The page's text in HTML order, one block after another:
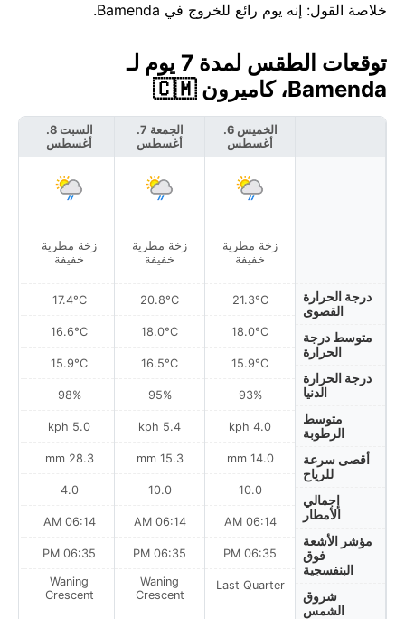
خلاصة القول: إنه يوم رائع للخروج في Bamenda.
توقعات الطقس لمدة 7 يوم لـ
Bamenda، كاميرون 🇨🇲
درجة الحرارة
القصوى
متوسط درجة
الحرارة
درجة الحرارة
الدنيا
متوسط
الرطوبة
أقصى سرعة
للرياح
إجمالي
الأمطار
مؤشر الأشعة
فوق
البنفسجية
شروق
الشمس
الخميس 6.
أغسطس
زخة مطرية
خفيفة
21.3°C
18.0°C
15.9°C
93%
4.0 kph
14.0 mm
10.0
06:14 AM
06:35 PM
Last Quarter
الجمعة 7.
أغسطس
زخة مطرية
خفيفة
20.8°C
18.0°C
16.5°C
95%
5.4 kph
15.3 mm
10.0
06:14 AM
06:35 PM
Waning
Crescent
السبت 8.
أغسطس
زخة مطرية
خفيفة
17.4°C
16.6°C
15.9°C
98%
5.0 kph
28.3 mm
4.0
06:14 AM
06:35 PM
Waning
Crescent